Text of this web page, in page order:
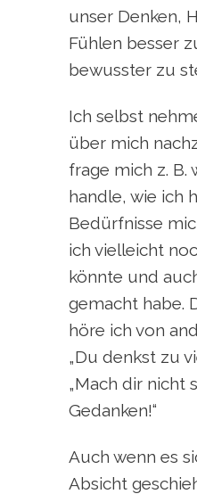
unser Denken,
Fühlen besser
bewusster zu
Ich selbst
über mich
frage mich z. B.
handle, wie ich
Bedürfnisse
ich vielleicht
könnte und
gemacht habe.
höre ich von
„Du denkst zu
„Mach dir nicht
Gedanken!“
Auch wenn es
Absicht